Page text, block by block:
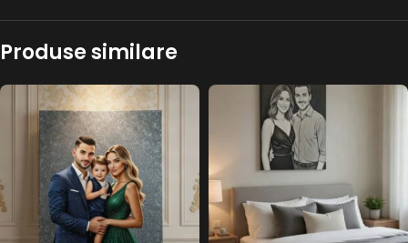
Produse similare